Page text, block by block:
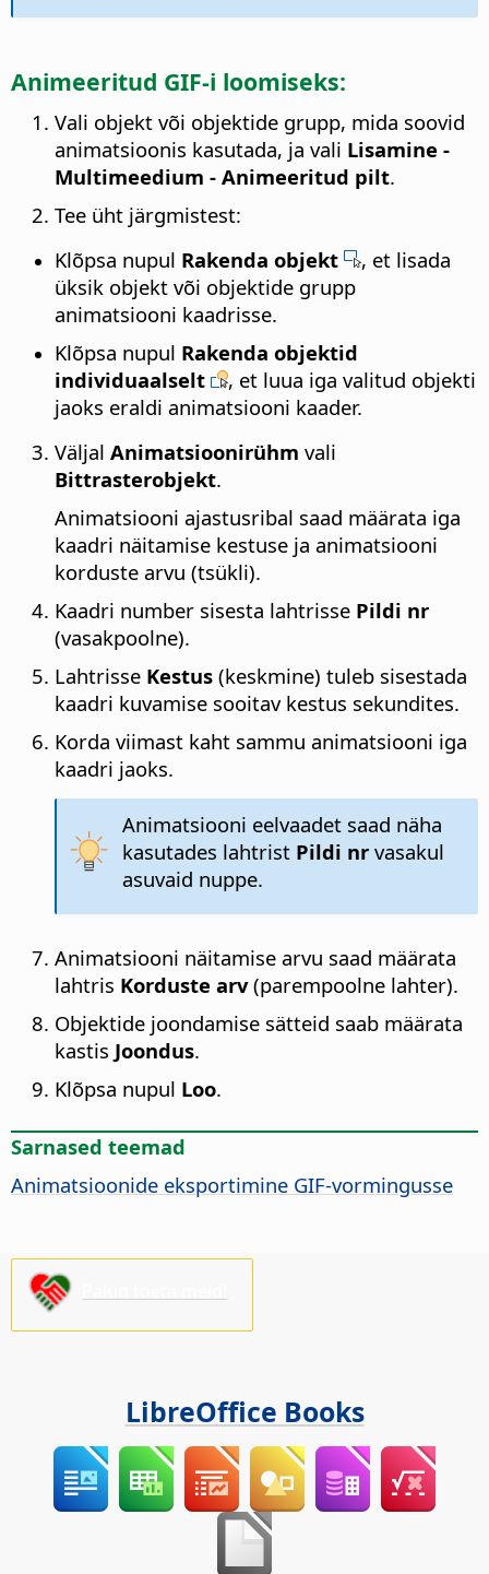
Animeeritud GIF-i loomiseks:
Vali objekt või objektide grupp, mida soovid
animatsioonis kasutada, ja vali Lisamine -
Multimeedium - Animeeritud pilt.
Tee üht järgmistest:
Klõpsa nupul Rakenda objekt
, et lisada
üksik objekt või objektide grupp
animatsiooni kaadrisse.
Klõpsa nupul Rakenda objektid
individuaalselt
, et luua iga valitud objekti
jaoks eraldi animatsiooni kaader.
Väljal Animatsioonirühm vali
Bittrasterobjekt.
Animatsiooni ajastusribal saad määrata iga
kaadri näitamise kestuse ja animatsiooni
korduste arvu (tsükli).
Kaadri number sisesta lahtrisse Pildi nr
(vasakpoolne).
Lahtrisse Kestus (keskmine) tuleb sisestada
kaadri kuvamise sooitav kestus sekundites.
Korda viimast kaht sammu animatsiooni iga
kaadri jaoks.
Animatsiooni eelvaadet saad näha
kasutades lahtrist Pildi nr vasakul
asuvaid nuppe.
Animatsiooni näitamise arvu saad määrata
lahtris Korduste arv(parempoolne lahter).
Objektide joondamise sätteid saab määrata
kastis Joondus.
Klõpsa nupul Loo.
Sarnased teemad
Animatsioonide eksportimine GIF-vormingusse
LibreOffice Books